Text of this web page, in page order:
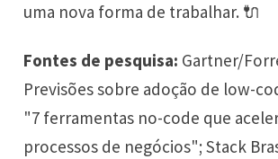
uma nova forma de trabalhar. 🔌
Fontes de pesquisa: Gartner/
Previsões sobre adoção de low-
"7 ferramentas no-code que
processos de negócios"; Stack